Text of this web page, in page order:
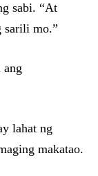
sabi. “At
sarili mo.”
ang
lahat ng
makatao.